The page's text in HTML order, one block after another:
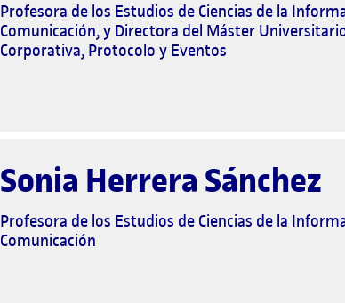
Profesora de los Estudios de Ciencias de la
Comunicación, y Directora del Máster
Corporativa, Protocolo y Eventos
Sonia Herrera Sánchez
Profesora de los Estudios de Ciencias de la
Comunicación